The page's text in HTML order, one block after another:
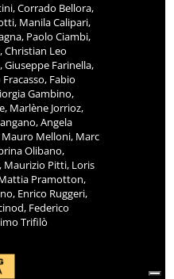
Corrado Bellora,
Manila Calipari,
Paolo Ciambi,
Christian Leo
Giuseppe Farinella,
Fabio
Gambino,
Marlène Jorrioz,
Angela
Mauro Melloni, Marc
Olibano,
Maurizio Pitti, Loris
Pramotton,
Enrico Ruggeri,
Federico
Trifilò